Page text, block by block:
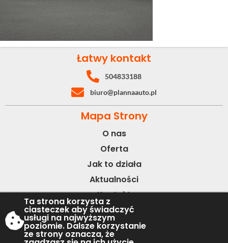
Łatwy kontakt
504833188
biuro@plannaauto.pl
Mapa Strony
O nas
Oferta
Jak to działa
Aktualności
Kontakt
© 2019 PlanNaAuto
Polityka Prywatności
Ta strona korzysta z
ciasteczek aby świadczyć
usługi na najwyższym
poziomie. Dalsze korzystanie
ze strony oznacza, że